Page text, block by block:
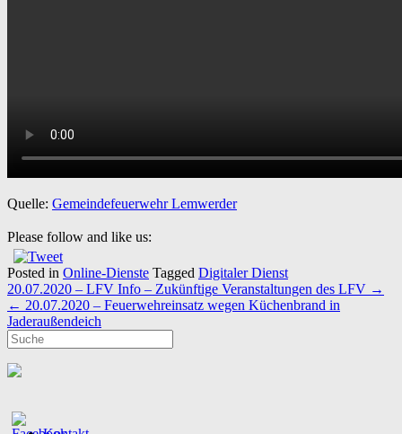
Quelle: Gemeindefeuerwehr Lemwerder
Please follow and like us:
Posted in Online-Dienste Tagged Digitaler Dienst
Post
navigation
20.07.2020 – LFV Info – Zukünftige Veranstaltungen des LFV →
← 20.07.2020 – Feuerwehreinsatz wegen Küchenbrand in
Jaderaußendeich